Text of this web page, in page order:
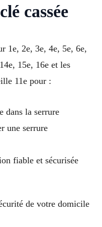
cassée
1e, 2e, 3e, 4e, 5e, 6e,
15e, 16e et les
11e pour :
dans la serrure
une serrure
fiable et sécurisée
de votre domicile